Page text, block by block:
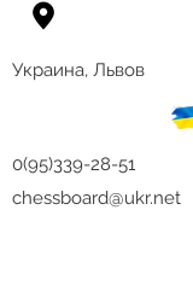
Украина, Львов
0(95)339-28-51
chessboard@ukr.net